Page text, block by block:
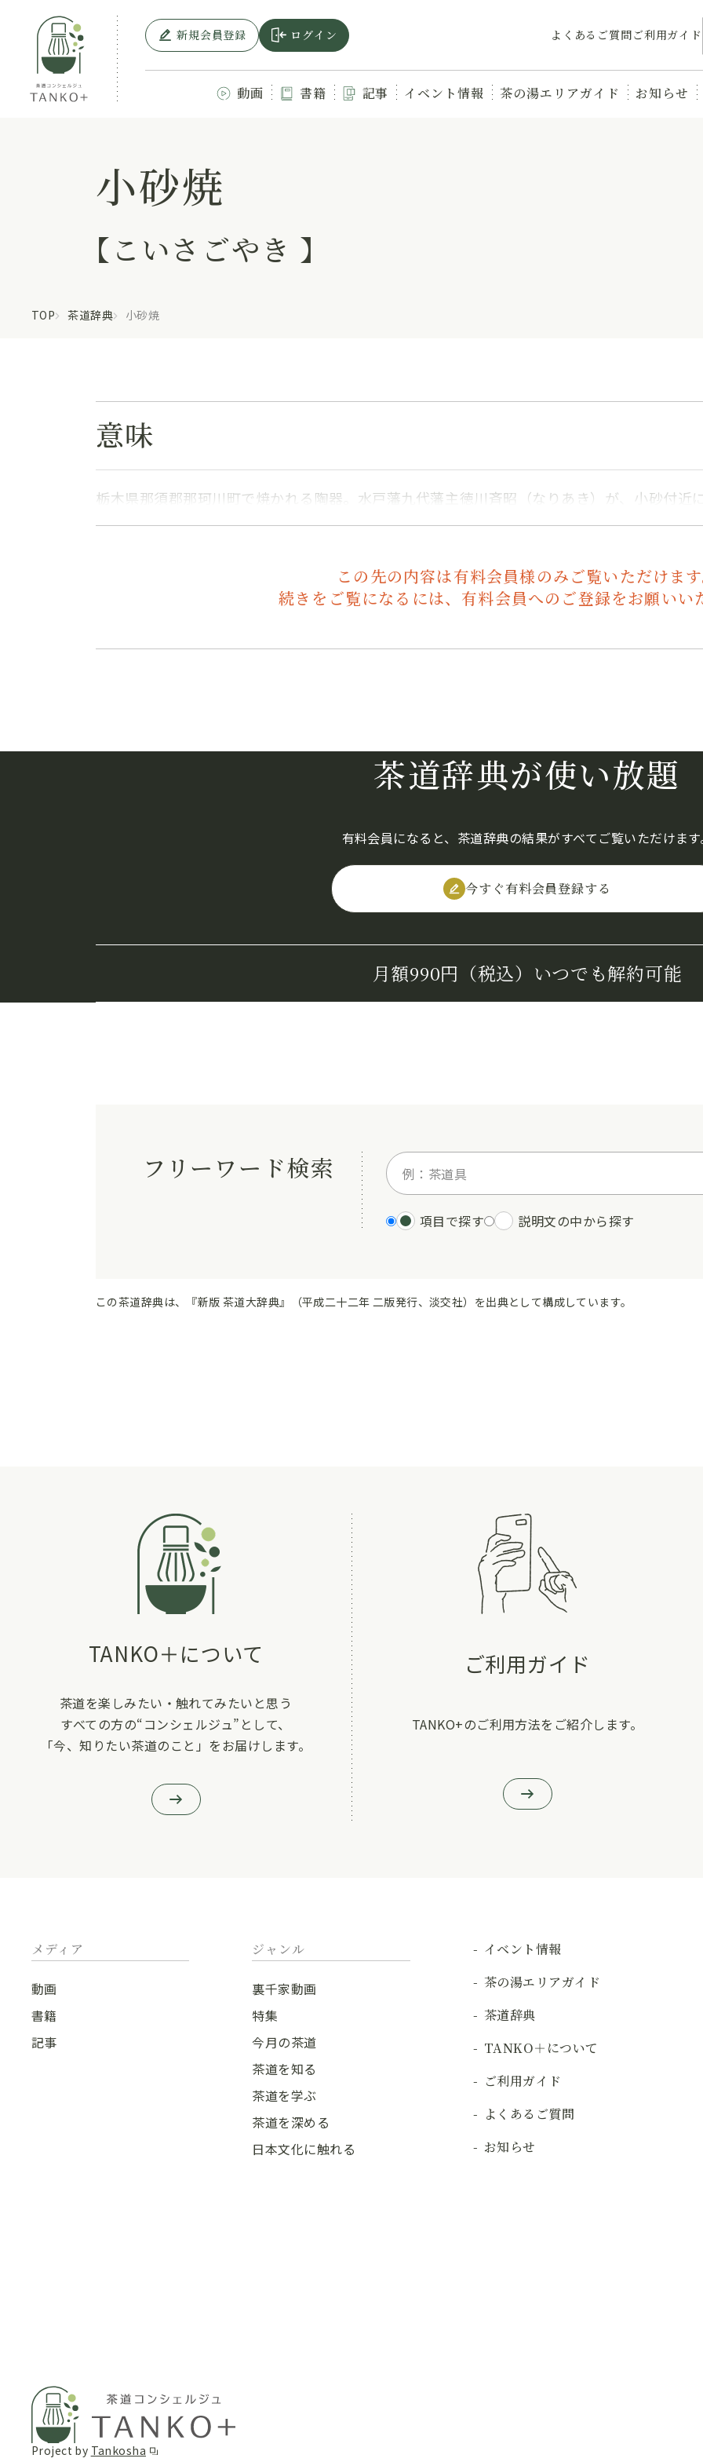
新規会員登録 ログイン よくあるご質問ご利用ガイド
動画 書籍 記事 イベント情報 茶の湯エリアガイド お知らせ
小砂焼
【こいさごやき 】
TOP 茶道辞典 小砂焼
意味
栃木県那須郡那珂川町で焼かれる陶器。水戸藩九代藩主徳川斉昭（なりあき）が、小砂付
この先の内容は有料会員様のみご覧いただけま
続きをご覧になるには、有料会員へのご登録をお願いい
茶道辞典が使い放題
有料会員になると、茶道辞典の結果がすべてご覧いただけま
今すぐ有料会員登録する
月額990円（税込） いつでも解約可能
フリーワード検索
項目で探す 説明文の中から探す
この茶道辞典は、『新版 茶道大辞典』（平成二十二年 二版発行、淡交社）を出典として構成しています。
TANKO＋について
茶道を楽しみたい・触れてみたいと思う
すべての方の“コンシェルジュ”として、
「今、知りたい茶道のこと」をお届けします。
ご利用ガイド
TANKO+のご利用方法をご紹介します。
メディア
動画
書籍
記事
ジャンル
裏千家動画
特集
今月の茶道
茶道を知る
茶道を学ぶ
茶道を深める
日本文化に触れる
イベント情報
茶の湯エリアガイド
茶道辞典
TANKO＋について
ご利用ガイド
よくあるご質問
お知らせ
Project by Tankosha